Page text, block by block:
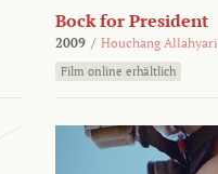
Bock for President
2009 / Houchang Allahyari
Film online erhältlich